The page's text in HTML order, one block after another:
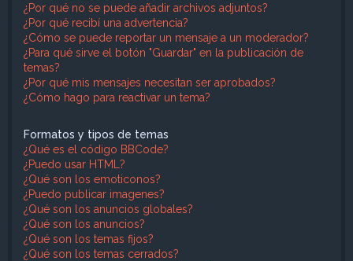
¿Por qué no se puede añadir archivos adjuntos?
¿Por qué recibí una advertencia?
¿Cómo se puede reportar un mensaje a un moderador?
¿Para qué sirve el botón "Guardar" en la publicación de
temas?
¿Por qué mis mensajes necesitan ser aprobados?
¿Cómo hago para reactivar un tema?
Formatos y tipos de temas
¿Qué es el código BBCode?
¿Puedo usar HTML?
¿Qué son los emoticonos?
¿Puedo publicar imagenes?
¿Qué son los anuncios globales?
¿Qué son los anuncios?
¿Qué son los temas fijos?
¿Qué son los temas cerrados?